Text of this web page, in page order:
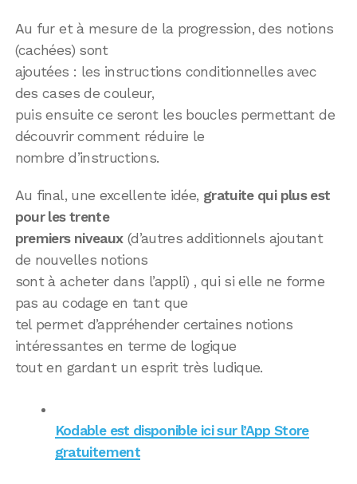
Au fur et à mesure de la progression, des notions
(cachées) sont
ajoutées : les instructions conditionnelles avec
des cases de couleur,
puis ensuite ce seront les boucles permettant de
découvrir comment réduire le
nombre d’instructions.
Au final, une excellente idée, gratuite qui plus est
pour les trente
premiers niveaux(d’autres additionnels ajoutant
de nouvelles notions
sont à acheter dans l’appli) , qui si elle ne forme
pas au codage en tant que
tel permet d’appréhender certaines notions
intéressantes en terme de logique
tout en gardant un esprit très ludique.
Kodable est disponible ici sur l’App Store
gratuitement